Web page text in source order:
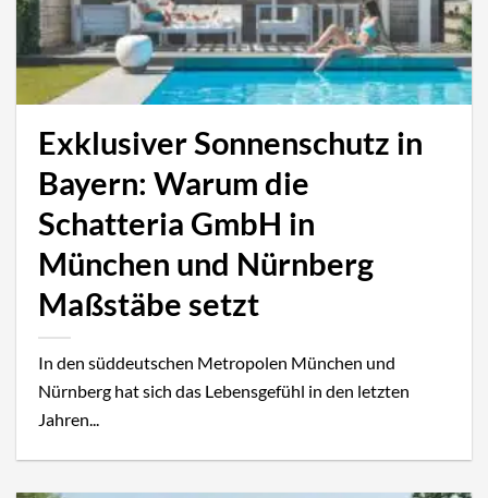
Exklusiver Sonnenschutz in
Bayern: Warum die
Schatteria GmbH in
München und Nürnberg
Maßstäbe setzt
In den süddeutschen Metropolen München und
Nürnberg hat sich das Lebensgefühl in den letzten
Jahren...